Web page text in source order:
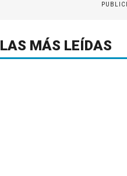
LAS MÁS LEÍDAS